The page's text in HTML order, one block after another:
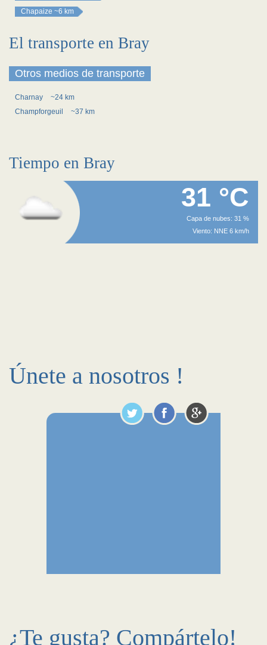
Chapaize ~6 km
El transporte en Bray
Otros medios de transporte
Charnay
~24 km
Champforgeuil
~37 km
Tiempo en Bray
31 °C
Capa de nubes: 31 %
Viento: NNE 6 km/h
Únete a nosotros !
¿Te gusta? Compártelo!